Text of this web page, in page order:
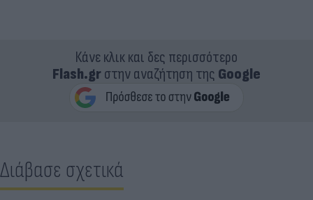
Κάνε κλικ και δες περισσότερο
Flash.grστην αναζήτηση της Google
Διάβασε σχετικά